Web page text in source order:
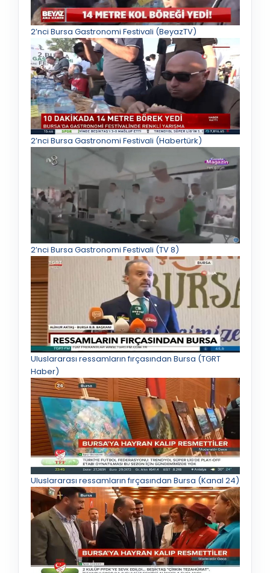
2’nci Bursa Gastronomi Festivali (BeyazTV)
2’nci Bursa Gastronomi Festivali (Habertürk)
2’nci Bursa Gastronomi Festivali (TV 8)
Uluslararası ressamların fırçasından Bursa (TGRT
Haber)
Uluslararası ressamların fırçasından Bursa (Kanal 24)